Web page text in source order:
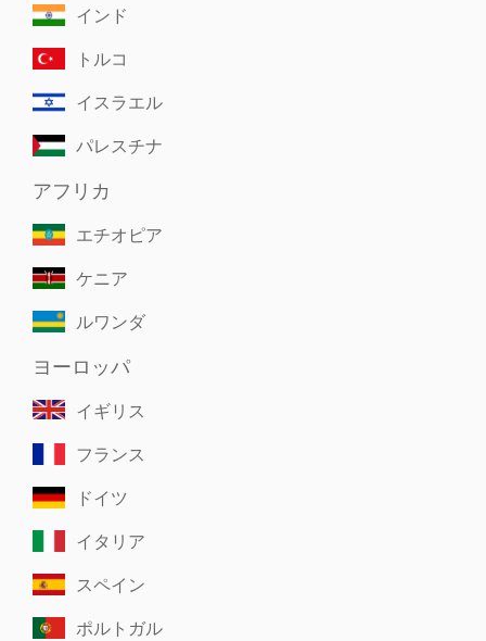
インド
トルコ
イスラエル
パレスチナ
アフリカ
エチオピア
ケニア
ルワンダ
ヨーロッパ
イギリス
フランス
ドイツ
イタリア
スペイン
ポルトガル